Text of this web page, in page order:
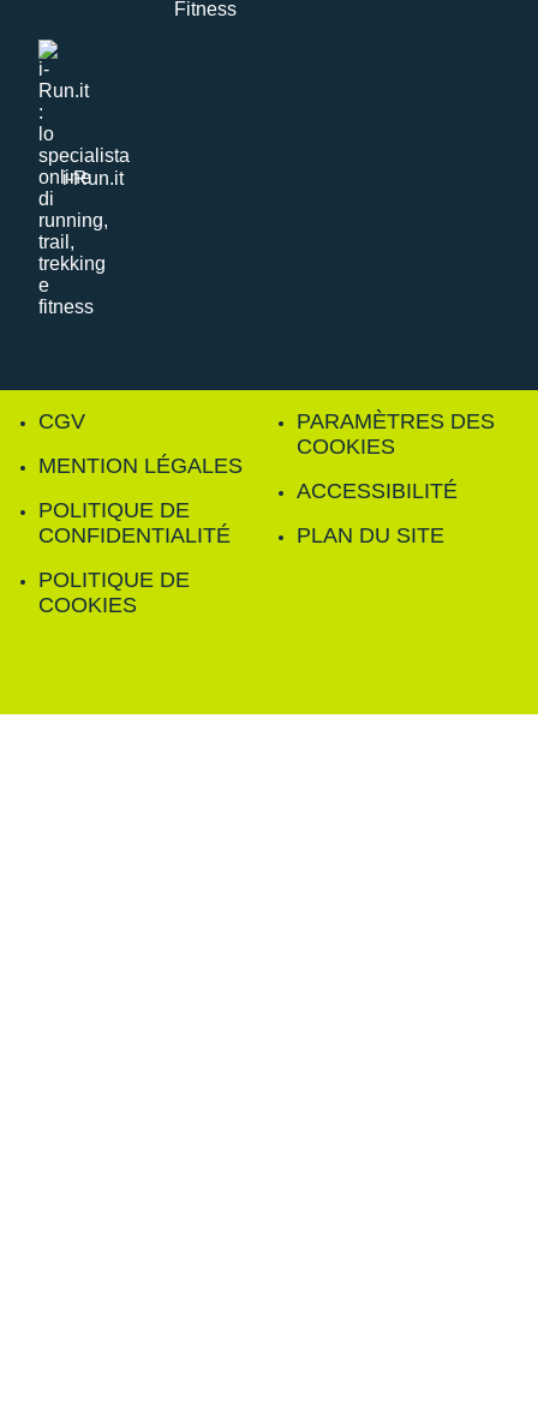
i-Run.it
CGV
MENTION LÉGALES
POLITIQUE DE
CONFIDENTIALITÉ
POLITIQUE DE
COOKIES
PARAMÈTRES DES
COOKIES
ACCESSIBILITÉ
PLAN DU SITE